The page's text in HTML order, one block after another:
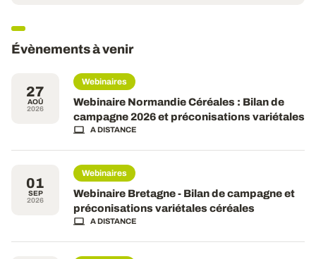
Évènements à venir
27
AOÛ
2026
Webinaires
Webinaire Normandie Céréales : Bilan de
campagne 2026 et préconisations variétales
A DISTANCE
01
SEP
2026
Webinaires
Webinaire Bretagne - Bilan de campagne et
préconisations variétales céréales
A DISTANCE